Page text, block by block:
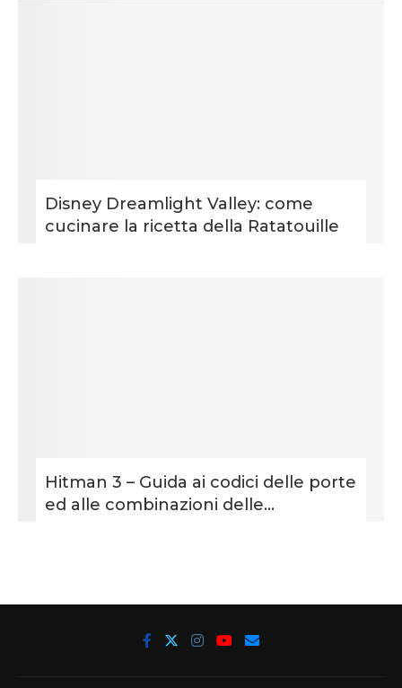
Disney Dreamlight Valley: come
cucinare la ricetta della Ratatouille
Hitman 3 – Guida ai codici delle porte
ed alle combinazioni delle...